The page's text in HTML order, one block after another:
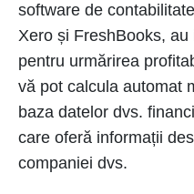
software de
Xero și FreshBooks,
pentru urmărirea
vă pot calcula automat
baza datelor dvs.
care oferă informații
companiei dvs.